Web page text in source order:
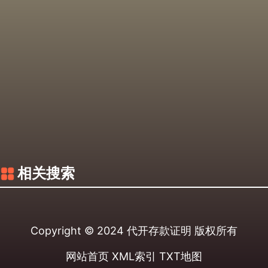
相关搜索
Copyright © 2024 代开存款证明 版权所有
网站首页 XML索引 TXT地图